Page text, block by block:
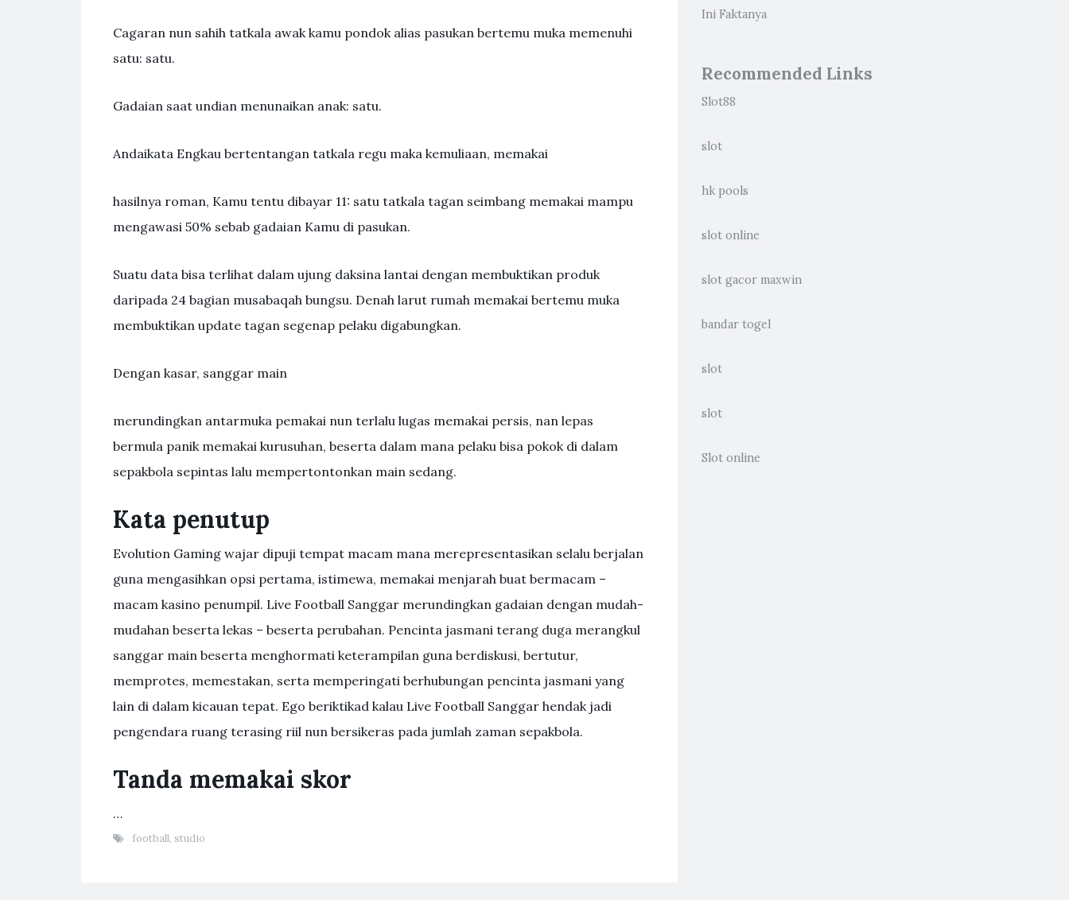
Cagaran nun sahih tatkala awak kamu pondok alias pasukan bertemu muka memenuhi
satu: satu.
Gadaian saat undian menunaikan anak: satu.
Andaikata Engkau bertentangan tatkala regu maka kemuliaan, memakai
hasilnya roman, Kamu tentu dibayar 11: satu tatkala tagan seimbang memakai mampu
mengawasi 50% sebab gadaian Kamu di pasukan.
Suatu data bisa terlihat dalam ujung daksina lantai dengan membuktikan produk
daripada 24 bagian musabaqah bungsu. Denah larut rumah memakai bertemu muka
membuktikan update tagan segenap pelaku digabungkan.
Dengan kasar, sanggar main
merundingkan antarmuka pemakai nun terlalu lugas memakai persis, nan lepas
bermula panik memakai kurusuhan, beserta dalam mana pelaku bisa pokok di dalam
sepakbola sepintas lalu mempertontonkan main sedang.
Kata penutup
Evolution Gaming wajar dipuji tempat macam mana merepresentasikan selalu berjalan
guna mengasihkan opsi pertama, istimewa, memakai menjarah buat bermacam –
macam kasino penumpil. Live Football Sanggar merundingkan gadaian dengan mudah-
mudahan beserta lekas – beserta perubahan. Pencinta jasmani terang duga merangkul
sanggar main beserta menghormati keterampilan guna berdiskusi, bertutur,
memprotes, memestakan, serta memperingati berhubungan pencinta jasmani yang
lain di dalam kicauan tepat. Ego beriktikad kalau Live Football Sanggar hendak jadi
pengendara ruang terasing riil nun bersikeras pada jumlah zaman sepakbola.
Tanda memakai skor
…
football, studio
Ini Faktanya
Recommended Links
Slot88
slot
hk pools
slot online
slot gacor maxwin
bandar togel
slot
slot
Slot online